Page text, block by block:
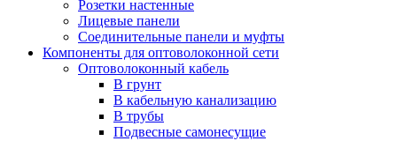
Розетки настенные
Лицевые панели
Соединительные панели и муфты
Компоненты для оптоволоконной сети
Оптоволоконный кабель
В грунт
В кабельную канализацию
В трубы
Подвесные самонесущие